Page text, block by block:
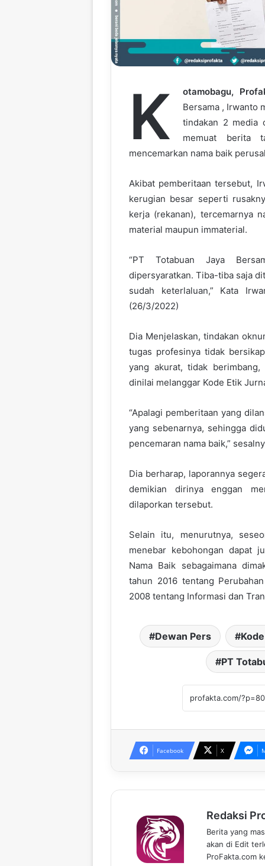
i
K otamobagu,
Bersama , Irwanto
tindakan 2 media
memuat berita
mencemarkan nama baik
Akibat pemberitaan tersebut,
kerugian besar seperti
kerja (rekanan), tercemarnya
material maupun immaterial.
“PT Totabuan Jaya
dipersyaratkan. Tiba-tiba saja
sudah keterlaluan,” Kata
(26/3/2022)
Dia Menjelaskan, tindakan
tugas profesinya tidak
yang akurat, tidak
dinilai melanggar Kode Etik
“Apalagi pemberitaan yang
yang sebenarnya, sehingga
pencemaran nama baik,”
Dia berharap, laporannya
demikian dirinya enggan
dilaporkan tersebut.
Selain itu, menurutnya,
menebar kebohongan dapat
Nama Baik sebagaimana
tahun 2016 tentang
2008 tentang Informasi dan
Dewan Pers
PT
Facebook X
Redaksi
Berita yang
akan di Edit
ProFakta.com